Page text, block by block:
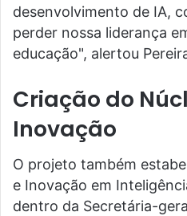
desenvolvimento de IA,
perder nossa liderança
educação", alertou
Criação do
Inovação
O projeto também
e Inovação em
dentro da Secretária-